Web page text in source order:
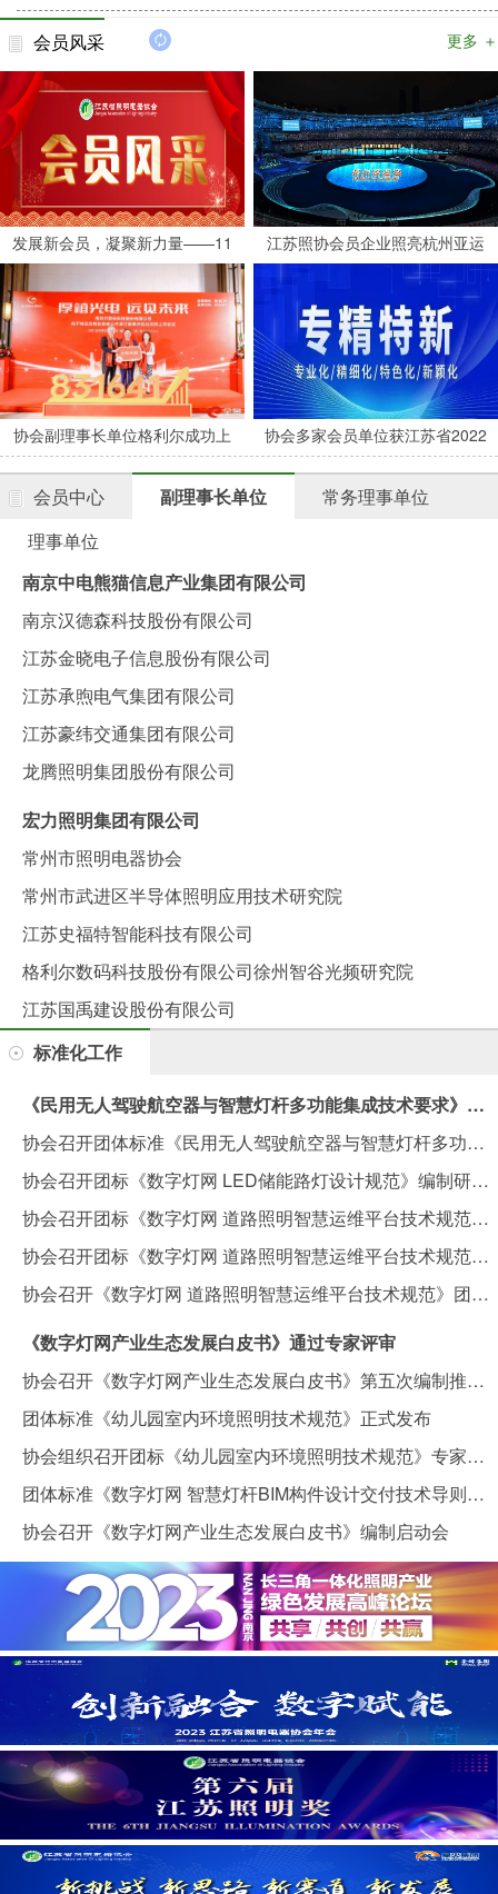
会员风采 更多 ＋
发展新会员，凝聚新力量——11
家企业加入江苏省照明电器协会
江苏照协会员企业照亮杭州亚运
协会副理事长单位格利尔成功上
协会多家会员单位获江苏省2022
会员中心 副理事长单位
常务理事单位
理事单位
南京中电熊猫信息产业集团有限公司
南京汉德森科技股份有限公司
江苏金晓电子信息股份有限公司
江苏承煦电气集团有限公司
江苏豪纬交通集团有限公司
龙腾照明集团股份有限公司
宏力照明集团有限公司
常州市照明电器协会
常州市武进区半导体照明应用技术研究院
江苏史福特智能科技有限公司
格利尔数码科技股份有限公司徐州智谷光频研究院
江苏国禹建设股份有限公司
标准化工作
《民用无人驾驶航空器与智慧灯杆多功能集成技术要求》团体标准编制组第二次工作会议在南京召开
协会召开团体标准《民用无人驾驶航空器与智慧灯杆多功能集成技术要求》编制启动会
协会召开团标《数字灯网 LED储能路灯设计规范》编制研讨会
协会召开团标《数字灯网 道路照明智慧运维平台技术规范》专家审查会
协会召开团标《数字灯网 道路照明智慧运维平台技术规范》内部审查会
协会召开《数字灯网 道路照明智慧运维平台技术规范》团体标准编制启动会
《数字灯网产业生态发展白皮书》通过专家评审
协会召开《数字灯网产业生态发展白皮书》第五次编制推进会
团体标准《幼儿园室内环境照明技术规范》正式发布
协会组织召开团标《幼儿园室内环境照明技术规范》专家评审会
团体标准《数字灯网 智慧灯杆BIM构件设计交付技术导则》正式发布
协会召开《数字灯网产业生态发展白皮书》编制启动会